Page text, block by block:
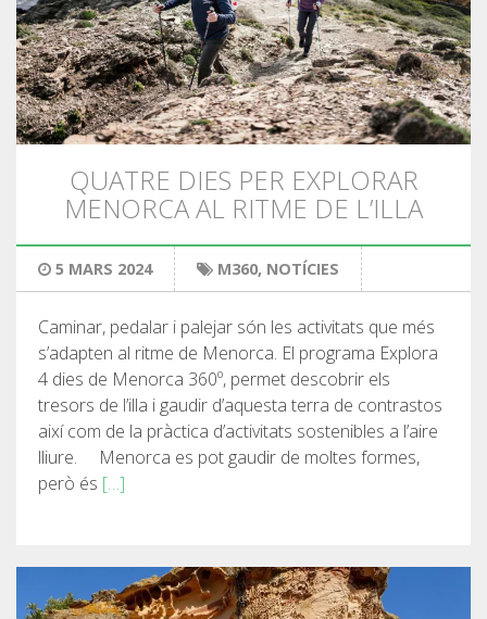
QUATRE DIES PER EXPLORAR
MENORCA AL RITME DE L’ILLA
5 MARS 2024 M360, NOTÍCIES
Caminar, pedalar i palejar són les activitats que més
s’adapten al ritme de Menorca. El programa Explora
4 dies de Menorca 360º, permet descobrir els
tresors de l’illa i gaudir d’aquesta terra de contrastos
així com de la pràctica d’activitats sostenibles a l’aire
lliure. Menorca es pot gaudir de moltes formes,
però és […]